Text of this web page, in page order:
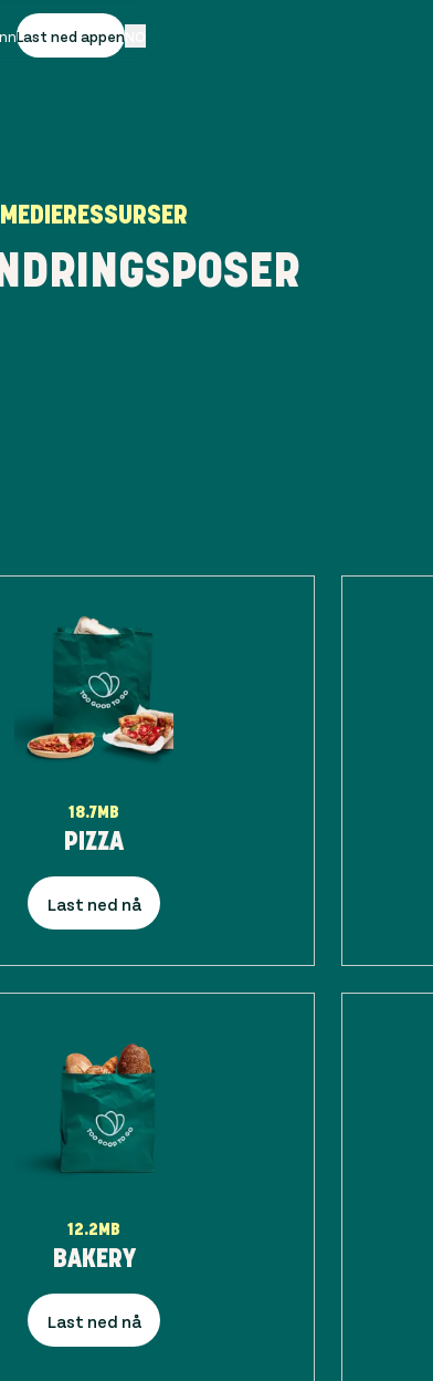
Last ned appen
MEDIERESSURSER
18.7MB
PIZZA
Last ned nå
12.2MB
BAKERY
Last ned nå